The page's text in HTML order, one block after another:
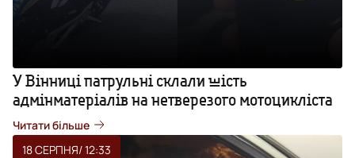
У Вінниці патрульні склали шість
адмінматеріалів на нетверезого мотоцикліста
Читати більше
18 СЕРПНЯ/ 12:33